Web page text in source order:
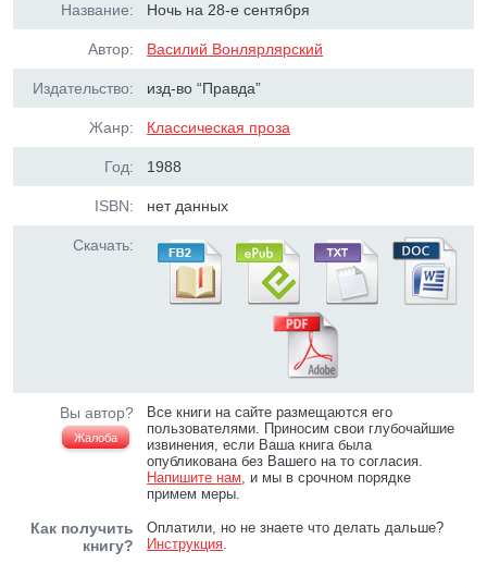
Название: Ночь на 28-е сентября
Автор: Василий Вонлярлярский
Издательство: изд-во “Правда”
Жанр: Классическая проза
Год: 1988
ISBN: нет данных
Скачать:
Вы автор?
Жалоба
Все книги на сайте размещаются его
пользователями. Приносим свои глубочайшие
извинения, если Ваша книга была
опубликована без Вашего на то согласия.
Напишите нам, и мы в срочном порядке
примем меры.
Как получить
книгу?
Оплатили, но не знаете что делать дальше?
Инструкция.